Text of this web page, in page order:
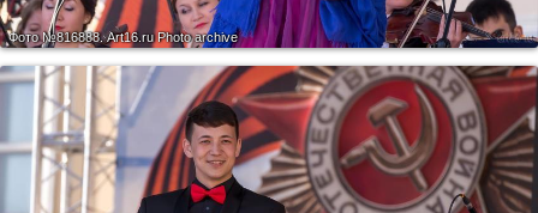
Фото №816888.Art16.ru Photo archive